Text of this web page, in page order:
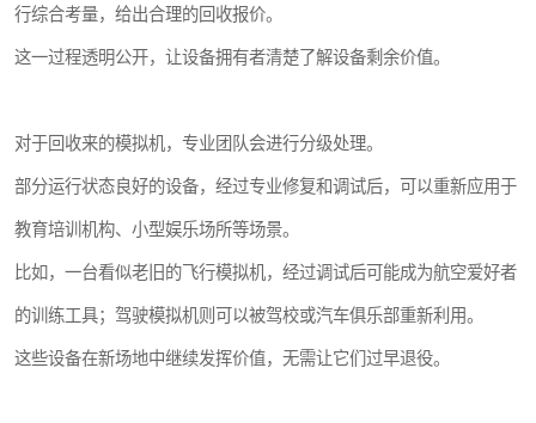
行综合考量，给出合理的回收报价。
这一过程透明公开，让设备拥有者清楚了解设备剩余价值。
对于回收来的模拟机，专业团队会进行分级处理。
部分运行状态良好的设备，经过专业修复和调试后，可以重新应用于
教育培训机构、小型娱乐场所等场景。
比如，一台看似老旧的飞行模拟机，经过调试后可能成为航空爱好者
的训练工具；驾驶模拟机则可以被驾校或汽车俱乐部重新利用。
这些设备在新场地中继续发挥价值，无需让它们过早退役。